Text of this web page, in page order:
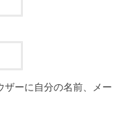
ザーに自分の名前、メー